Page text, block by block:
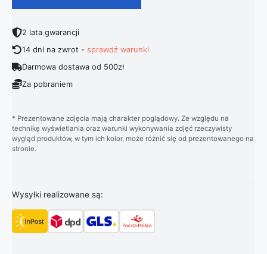
2 lata gwarancji
14 dni na zwrot -sprawdź warunki
Darmowa dostawa od 500zł
Za pobraniem
* Prezentowane zdjęcia mają charakter poglądowy. Ze względu na
technikę wyświetlania oraz warunki wykonywania zdjęć rzeczywisty
wygląd produktów, w tym ich kolor, może różnić się od prezentowanego na
stronie.
Wysyłki realizowane są: